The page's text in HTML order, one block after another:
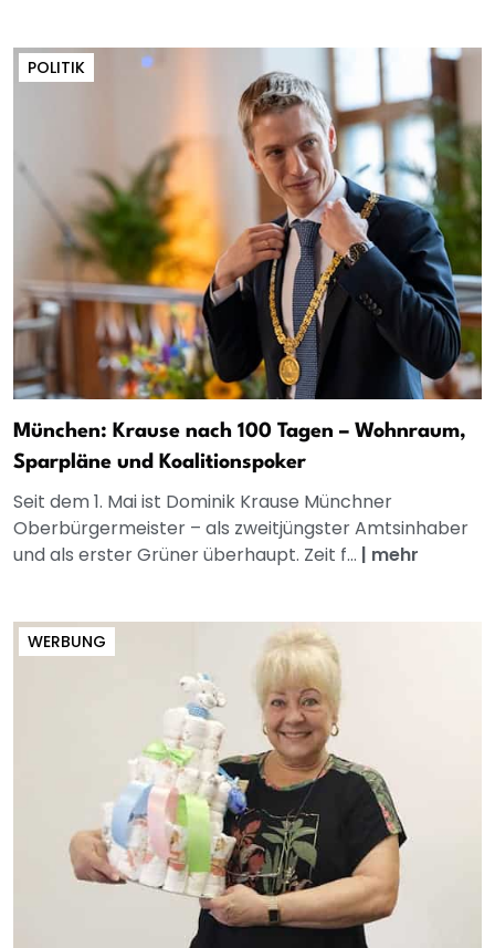
POLITIK
München: Krause nach 100 Tagen – Wohnraum,
Sparpläne und Koalitionspoker
Seit dem 1. Mai ist Dominik Krause Münchner
Oberbürgermeister – als zweitjüngster Amtsinhaber
und als erster Grüner überhaupt. Zeit f... | mehr
WERBUNG